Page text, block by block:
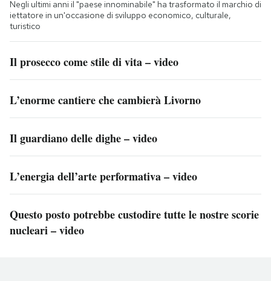
Negli ultimi anni il "paese innominabile" ha trasformato il marchio di
iettatore in un'occasione di sviluppo economico, culturale,
turistico
Il prosecco come stile di vita – video
L’enorme cantiere che cambierà Livorno
Il guardiano delle dighe – video
L’energia dell’arte performativa – video
Questo posto potrebbe custodire tutte le nostre scorie
nucleari – video